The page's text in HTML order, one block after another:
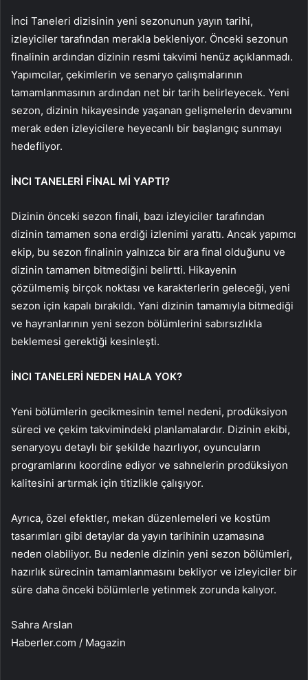
İnci Taneleri dizisinin yeni sezonunun yayın tarihi,
izleyiciler tarafından merakla bekleniyor. Önceki sezonun
finalinin ardından dizinin resmi takvimi henüz açıklanmadı.
Yapımcılar, çekimlerin ve senaryo çalışmalarının
tamamlanmasının ardından net bir tarih belirleyecek. Yeni
sezon, dizinin hikayesinde yaşanan gelişmelerin devamını
merak eden izleyicilere heyecanlı bir başlangıç sunmayı
hedefliyor.
İNCI TANELERİ FİNAL Mİ YAPTI?
Dizinin önceki sezon finali, bazı izleyiciler tarafından
dizinin tamamen sona erdiği izlenimi yarattı. Ancak yapımcı
ekip, bu sezon finalinin yalnızca bir ara final olduğunu ve
dizinin tamamen bitmediğini belirtti. Hikayenin
çözülmemiş birçok noktası ve karakterlerin geleceği, yeni
sezon için kapalı bırakıldı. Yani dizinin tamamıyla bitmediği
ve hayranlarının yeni sezon bölümlerini sabırsızlıkla
beklemesi gerektiği kesinleşti.
İNCI TANELERİ NEDEN HALA YOK?
Yeni bölümlerin gecikmesinin temel nedeni, prodüksiyon
süreci ve çekim takvimindeki planlamalardır. Dizinin ekibi,
senaryoyu detaylı bir şekilde hazırlıyor, oyuncuların
programlarını koordine ediyor ve sahnelerin prodüksiyon
kalitesini artırmak için titizlikle çalışıyor.
Ayrıca, özel efektler, mekan düzenlemeleri ve kostüm
tasarımları gibi detaylar da yayın tarihinin uzamasına
neden olabiliyor. Bu nedenle dizinin yeni sezon bölümleri,
hazırlık sürecinin tamamlanmasını bekliyor ve izleyiciler bir
süre daha önceki bölümlerle yetinmek zorunda kalıyor.
Sahra Arslan
Haberler.com / Magazin